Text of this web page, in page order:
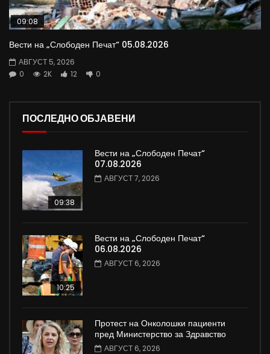
09:08
Вести на „Слободен Печат“ 05.08.2026
АВГУСТ 5, 2026
0
2K 12 0
ПОСЛЕДНО ОБЈАВЕНИ
09:38
Вести на „Слободен Печат“
07.08.2026
АВГУСТ 7, 2026
10:25
Вести на „Слободен Печат“
06.08.2026
АВГУСТ 6, 2026
Протест на Онколошки пациенти
пред Министерство за Здравство
АВГУСТ 6, 2026